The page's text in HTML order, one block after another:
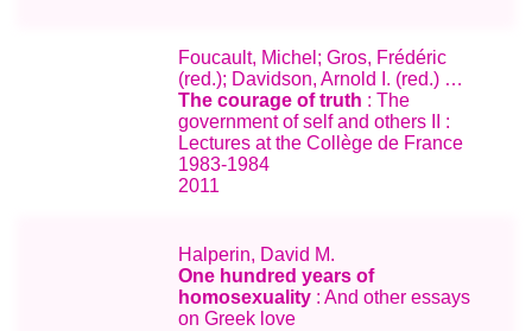
Foucault, Michel; Gros, Frédéric
(red.); Davidson, Arnold I. (red.) …
The courage of truth : The
government of self and others II :
Lectures at the Collège de France
1983-1984
2011
Halperin, David M.
One hundred years of
homosexuality : And other essays
on Greek love